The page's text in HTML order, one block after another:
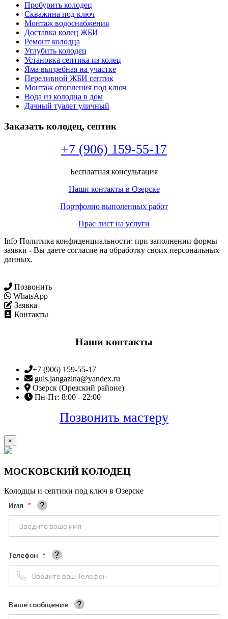
Пробурить колодец
Скважина под ключ
Монтаж водоснабжения
Доставка колец ЖБИ
Ремонт колодца
Углубить колодец
Установка септика из колец
Яма выгребная на участке
Переливной ЖБИ септик
Монтаж отопления под ключ
Вода из колодца в дом
Дачный туалет уличный
Заказать колодец, септик
+7 (906) 159-55-17
Бесплатная консультация
Наши контакты в Озерске
Портфолио выполенных работ
Прас лист на услуги
Info Политика конфиденциальности: при заполнении формы
заявки - Вы даете согласие на обработку своих персональных
данных.
Позвонить
WhatsApp
Заявка
Контакты
Наши контакты
+7 (906) 159-55-17
guls.jangazina@yandex.ru
Озерск (Орезский районе)
Пн-Пт: 8:00 - 22:00
Позвонить мастеру
×
МОСКОВСКИЙ КОЛОДЕЦ
Колодцы и септики под ключ в Озерске
Имя
Телефон
Ваше сообщение